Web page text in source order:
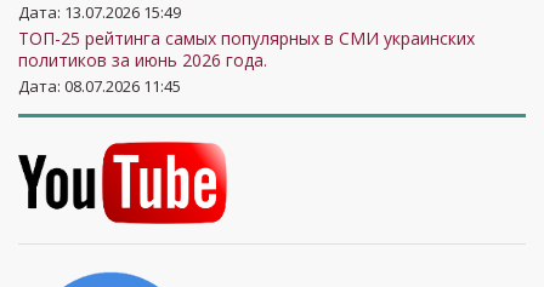
Дата: 13.07.2026 15:49
ТОП-25 рейтинга самых популярных в СМИ украинских
политиков за июнь 2026 года.
Дата: 08.07.2026 11:45